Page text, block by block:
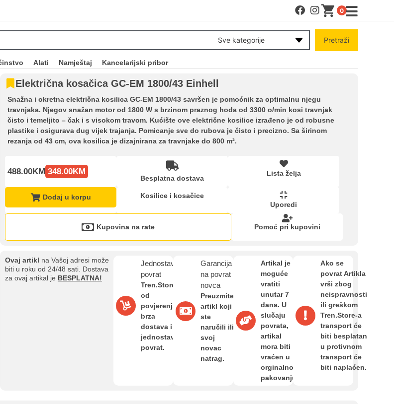
0
Sve kategorije Pretraži
Alati Namještaj Kancelarijski pribor
Električna kosačica GC-EM 1800/43 Einhell
Snažna i okretna električna kosilica GC-EM 1800/43 savršen je pomoćnik za optimalnu njegu
travnjaka. Njegov snažan motor od 1800 W s brzinom praznog hoda od 3300 o/min kosi travnjak
čisto i temeljito – čak i s visokom travom. Kućište ove električne kosilice izrađeno je od robusne
plastike i osigurava dug vijek trajanja. Pomicanje sve do rubova je čisto i precizno. Sa širinom
rezanja od 43 cm, ova kosilica je dizajnirana za travnjake do 800 m².
488.00KM 348.00KM
Besplatna dostava
Lista želja
Dodaj u korpu
Kosilice i kosačice
Uporedi
Kupovina na rate Pomoć pri kupovini
Ovaj artikl na Vašoj adresi može
biti u roku od 24/48 sati. Dostava
za ovaj artikal je BESPLATNA!
Jednostavan
povrat
Tren.Store
od
povjerenja,
brza
dostava i
jednostavan
povrat.
Garancija
na povrat
novca
Preuzmite
artikl koji
ste
naručili ili
svoj
novac
natrag.
Artikal je
moguće
vratiti
unutar 7
dana. U
slučaju
povrata,
artikal
mora biti
vraćen u
orginalnom
pakovanju.
Ako se
povrat Artikla
vrši zbog
neispravnosti
ili greškom
Tren.Store-a
transport će
biti besplatan
u protivnom
transport će
biti naplaćen.
Račun
Kupovina na rate
Upoređeni proizvodi
Zahtjev za reklamaciju
Informacije o dostavi
O nama
Privatnost kupca
Uvjeti i odredbe
ukoliko posjedujete jednu od slikovito prikazanih kartica ispod.